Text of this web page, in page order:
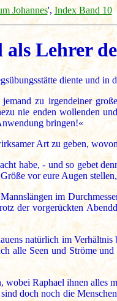
Johannes', Index Band 10
Lehrer
diente und
zu irgendeiner
nie enden wollenden
bringen!«
Art zu geben,
habe, - und so gebet
vor eure Augen
im
der vorgerückten
natürlich im
alle Seen und Ströme
Raphael ihnen
doch noch die